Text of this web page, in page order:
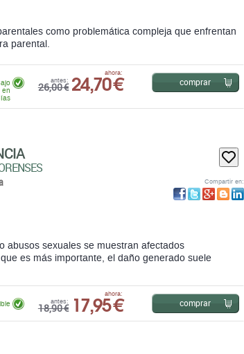
como problemática compleja que enfrentan
parental.
antes:
26,00 €
ahora:
24,70 €
en
comprar
Compartir en:
abusos sexuales se muestran afectados
es más importante, el daño generado suele
antes:
18,90 €
ahora:
17,95 € comprar